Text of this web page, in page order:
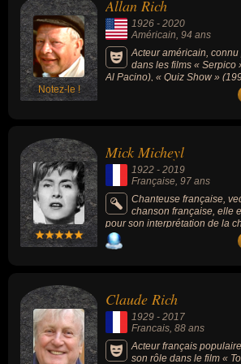
Notez-le !
Allan Rich
1926 - 2020
Américain , 94 ans
Acteur américain,
dans les films « Serpico
Al Pacino), « Quiz Show »
Redford) ou « Amistad »
Spielberg, avec Morgan
1950 car considéré comme un
pour avoir pris la défense d'un
condamné à mort par erreur
Mississippi.
Mick Micheyl
1922 - 2019
Française, 97 ans
Chanteuse française,
chanson française, elle
pour son interprétation de la
gamin de Paris » (1951).
Claude Rich
1929 - 2017
Francais, 88 ans
Acteur français
son rôle dans le film «